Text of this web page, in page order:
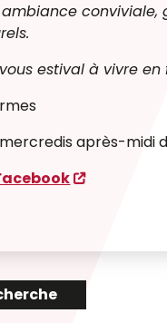
estival à vivre
après-midi